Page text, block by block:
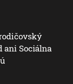
ani Sociálna